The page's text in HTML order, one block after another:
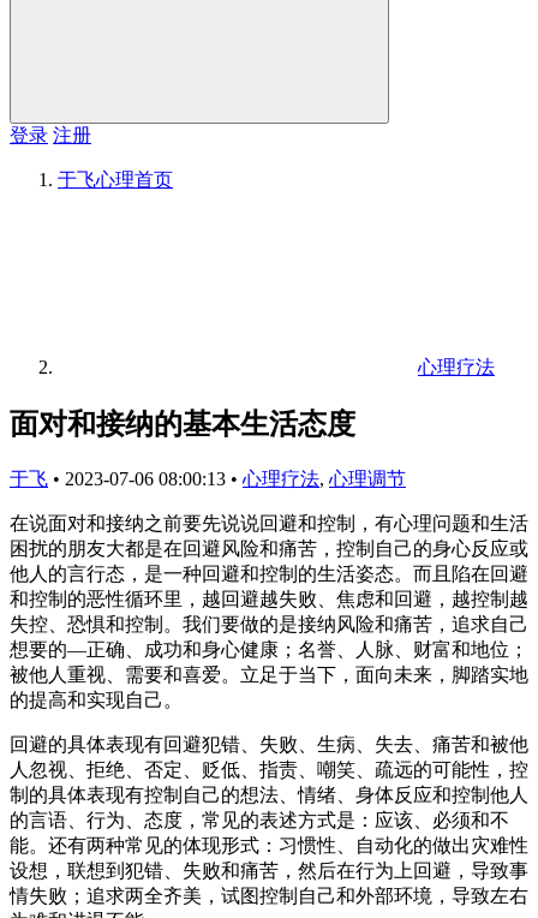
登录 注册
于飞心理首页
心理疗法
面对和接纳的基本生活态度
于飞 • 2023-07-06 08:00:13 • 心理疗法, 心理调节
在说面对和接纳之前要先说说回避和控制，有心理问题和生活
困扰的朋友大都是在回避风险和痛苦，控制自己的身心反应或
他人的言行态，是一种回避和控制的生活姿态。而且陷在回避
和控制的恶性循环里，越回避越失败、焦虑和回避，越控制越
失控、恐惧和控制。我们要做的是接纳风险和痛苦，追求自己
想要的—正确、成功和身心健康；名誉、人脉、财富和地位；
被他人重视、需要和喜爱。立足于当下，面向未来，脚踏实地
的提高和实现自己。
回避的具体表现有回避犯错、失败、生病、失去、痛苦和被他
人忽视、拒绝、否定、贬低、指责、嘲笑、疏远的可能性，控
制的具体表现有控制自己的想法、情绪、身体反应和控制他人
的言语、行为、态度，常见的表述方式是：应该、必须和不
能。还有两种常见的体现形式：习惯性、自动化的做出灾难性
设想，联想到犯错、失败和痛苦，然后在行为上回避，导致事
情失败；追求两全齐美，试图控制自己和外部环境，导致左右